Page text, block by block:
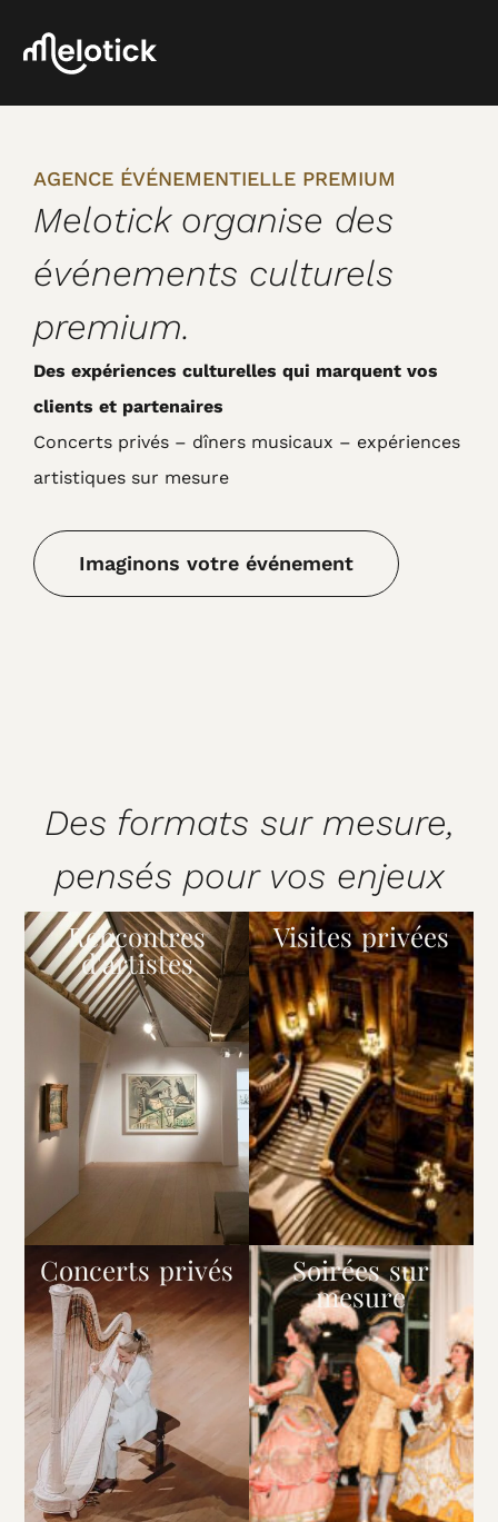
AGENCE ÉVÉNEMENTIELLE PREMIUM
Melotick organise des
événements culturels
premium.
Des expériences culturelles qui marquent vos
clients et partenaires
Concerts privés – dîners musicaux – expériences
artistiques sur mesure
Imaginons votre événement
Des formats sur mesure,
pensés pour vos enjeux​
Rencontres
d'artistes
Visites privées
Concerts privés Soirées sur
mesure